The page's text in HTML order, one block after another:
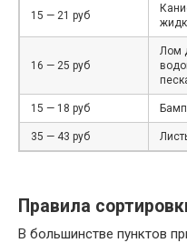
15 — 21 руб
16 — 25 руб
Лом
15 — 18 руб
35 — 43 руб
Правила
В большинстве пунктов